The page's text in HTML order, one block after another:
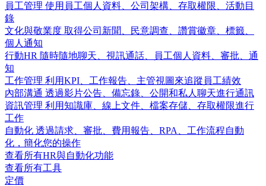
員工管理 使用員工個人資料、公司架構、存取權限、活動目
錄
文化與敬業度 取得公司新聞、民意調查、讚賞徽章、標籤、
個人通知
行動HR 隨時隨地聊天、視訊通話、員工個人資料、審批、通
知
工作管理 利用KPI、工作報告、主管視圖來追蹤員工績效
內部溝通 透過影片公告、備忘錄、公開和私人聊天進行通訊
資訊管理 利用知識庫、線上文件、檔案存儲、存取權限進行
工作
自動化 透過請求、審批、費用報告、RPA、工作流程自動
化，簡化您的操作
查看所有HR與自動化功能
查看所有工具
定價